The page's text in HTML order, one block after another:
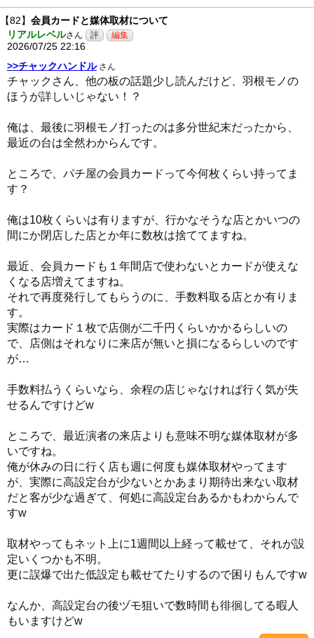
【82】 会員カードと媒体取材について
リアルレベルさん
2026/07/25 22:16
>>チャックハンドルさん
チャックさん、他の板の話題少し読んだけど、羽根モノの
ほうが詳しいじゃない！？
俺は、最後に羽根モノ打ったのは多分世紀末だったから、
最近の台は全然わからんです。
ところで、パチ屋の会員カードって今何枚くらい持ってま
す？
俺は10枚くらいは有りますが、行かなそうな店とかいつの
間にか閉店した店とか年に数枚は捨ててますね。
最近、会員カードも１年間店で使わないとカードが使えな
くなる店増えてますね。
それで再度発行してもらうのに、手数料取る店とか有りま
す。
実際はカード１枚で店側が二千円くらいかかるらしいの
で、店側はそれなりに来店が無いと損になるらしいのです
が…
手数料払うくらいなら、余程の店じゃなければ行く気が失
せるんですけどw
ところで、最近演者の来店よりも意味不明な媒体取材が多
いですね。
俺が休みの日に行く店も週に何度も媒体取材やってます
が、実際に高設定台が少ないとかあまり期待出来ない取材
だと客が少な過ぎて、何処に高設定台あるかもわからんで
すw
取材やってもネット上に1週間以上経って載せて、それが設
定いくつかも不明。
更に誤爆で出た低設定も載せてたりするので困りもんですw
なんか、高設定台の後ヅモ狙いで数時間も徘徊してる暇人
もいますけどw